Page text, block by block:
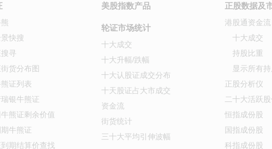
快搜
寻
货分布图
证列表
银牛熊证
熊证剩余价值
牛熊证
期结算价查找
美股指数产品
轮证市场统计
十大成交
十大升幅/跌幅
十大认股证成交分布
十天股证占大市成交
资金流
街货统计
三十大平均引伸波幅
正股数据及
港股通资金流
十大成交
持股比重
显示所有
正股分析仪
二十大活跃
恒指成份股
国指成份股
科指成份股